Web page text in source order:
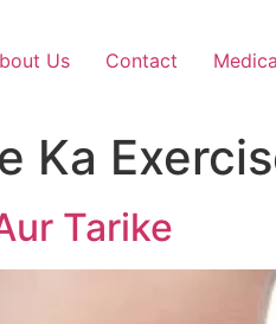
Us Contact
Ka
Tarike